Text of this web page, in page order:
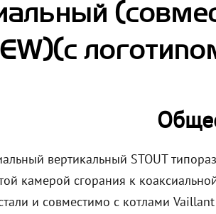
вертикальный STOUT
камерой сгорания к
и совместимо с котлами